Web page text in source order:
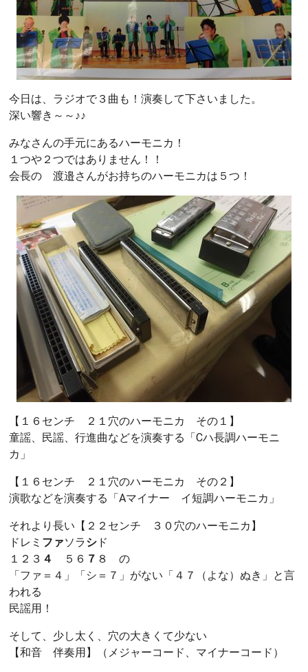
今日は、ラジオで３曲も！演奏して下さいました。
深い響き～～♪♪
みなさんの手元にあるハーモニカ！
１つや２つではありません！！
会長の 渡邉さんがお持ちのハーモニカは５つ！
【１６センチ ２１穴のハーモニカ その１】
童謡、民謡、行進曲などを演奏する「Cハ長調ハーモニ
カ」
【１６センチ ２１穴のハーモニカ その２】
演歌などを演奏する「Aマイナー イ短調ハーモニカ」
それより長い【２２センチ ３０穴のハーモニカ】
ドレミ ファソラシ ド
１２３ ４ ５６ ７ ８ の
「ファ＝４」「シ＝７」がない「４７（よな）ぬき」と言
われる
民謡用！
そして、少し太く、穴の大きくて少ない
【和音 伴奏用】（メジャーコード、マイナーコード）